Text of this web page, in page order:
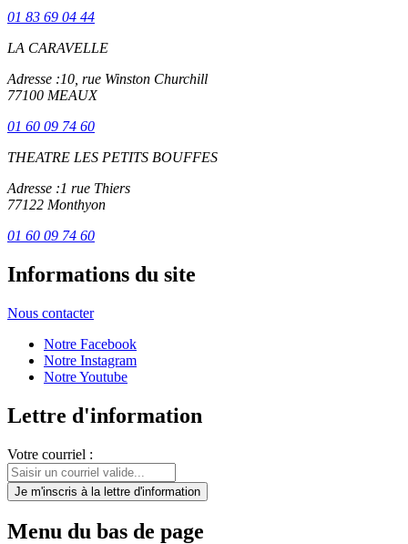
01 83 69 04 44
LA CARAVELLE
Adresse :10, rue Winston Churchill
77100 MEAUX
01 60 09 74 60
THEATRE LES PETITS BOUFFES
Adresse :1 rue Thiers
77122 Monthyon
01 60 09 74 60
Informations du site
Nous contacter
Notre Facebook
Notre Instagram
Notre Youtube
Lettre d'information
Votre courriel :
Je m'inscris à la lettre d'information
Menu du bas de page